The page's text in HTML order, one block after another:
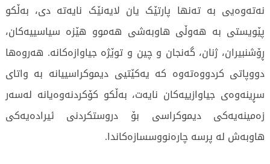
نەتەوەیی بە تەنها پارتێک یان لایەنێک نایەتە دی، بەڵکو
پێویستی بە هەوڵی هاوبەشی هەموو هێزە سیاسییەکان،
ڕۆشنبیران، ژنان، گەنجان و چین و توێژە جیاوازەکانە. هەروەها
دووپاتی کردووەتەوە کە یەکێتیی دیموکراسییانە بە واتای
سڕینەوەی جیاوازییەکان نایەت، بەڵکو کۆکردنەوەیانە لەسەر
زەمینەیەکی دیموکراسی بۆ دروستکردنی ئیرادەیەکی
هاوبەش لە پرسە چارەنووسسازەکاندا.